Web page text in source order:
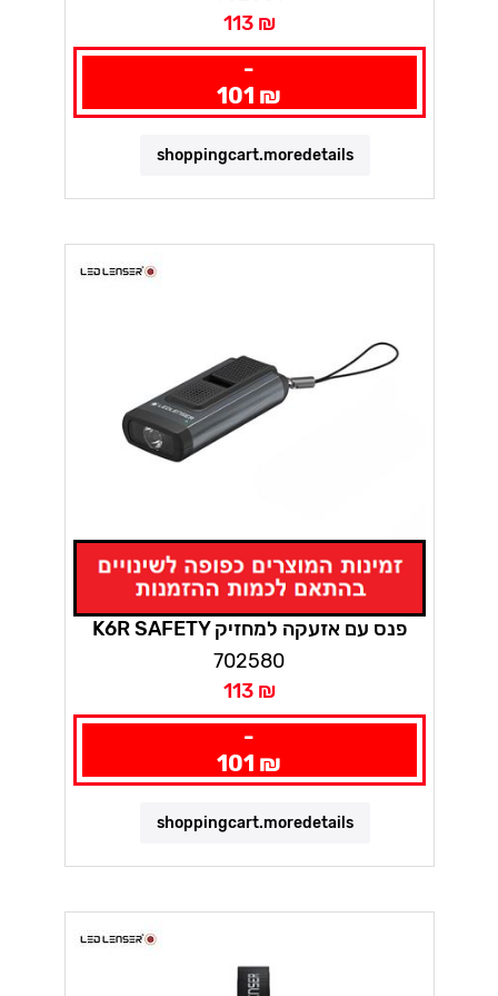
113 ₪
-
101 ₪
shoppingcart.moredetails
K6R SAFETY פנס עם אזעקה למחזיק
מפתחות / תיק -שחור לדלנסר
702580
113 ₪
-
101 ₪
shoppingcart.moredetails